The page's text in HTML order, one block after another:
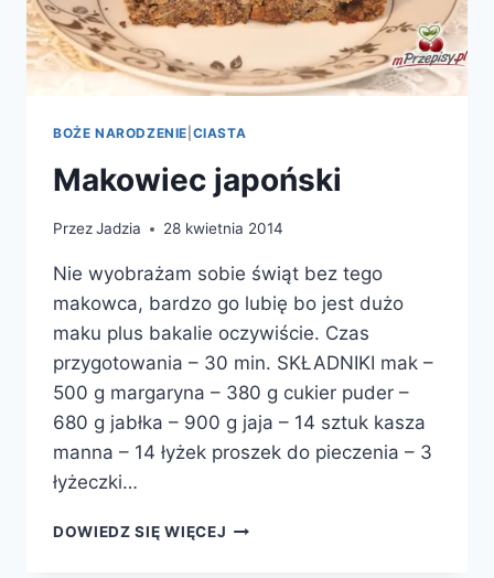
BOŻE NARODZENIE CIASTA
Makowiec japoński
PrzezJadzia 28 kwietnia 2014
Nie wyobrażam sobie świąt bez tego
makowca, bardzo go lubię bo jest dużo
maku plus bakalie oczywiście. Czas
przygotowania – 30 min. SKŁADNIKI mak –
500 g margaryna – 380 g cukier puder –
680 g jabłka – 900 g jaja – 14 sztuk kasza
manna – 14 łyżek proszek do pieczenia – 3
łyżeczki…
DOWIEDZ SIĘ WIĘCEJ MAKOWIEC